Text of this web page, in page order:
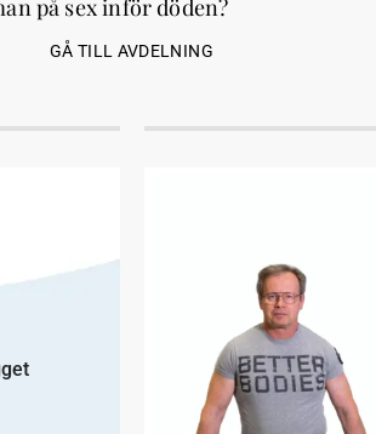
på sex inför döden?
GÅ TILL AVDELNING